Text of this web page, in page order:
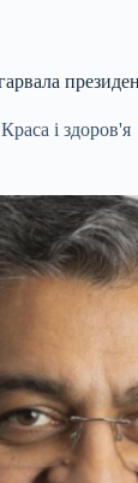
Краса і здоров'я